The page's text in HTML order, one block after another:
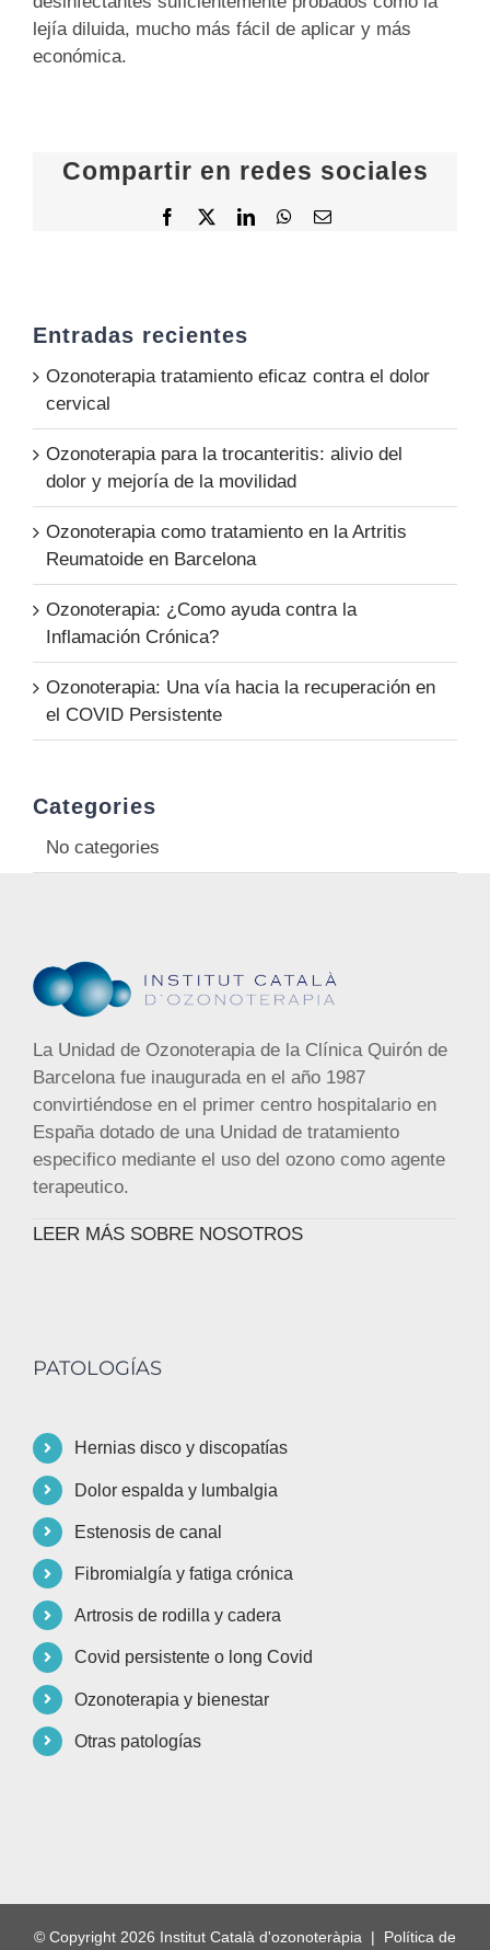
lejía diluida, mucho más fácil de aplicar y más
económica.
Compartir en redes sociales
Facebook LinkedInWhatsApp
Email
Entradas recientes
Ozonoterapia tratamiento eficaz contra el dolor
cervical
Ozonoterapia para la trocanteritis: alivio del
dolor y mejoría de la movilidad
Ozonoterapia como tratamiento en la Artritis
Reumatoide en Barcelona
Ozonoterapia: ¿Como ayuda contra la
Inflamación Crónica?
Ozonoterapia: Una vía hacia la recuperación en
el COVID Persistente
Categories
No categories
La Unidad de Ozonoterapia de la Clínica Quirón de
Barcelona fue inaugurada en el año 1987
convirtiéndose en el primer centro hospitalario en
España dotado de una Unidad de tratamiento
especifico mediante el uso del ozono como agente
terapeutico.
LEER MÁS SOBRE NOSOTROS
PATOLOGÍAS
Hernias disco y discopatías
Dolor espalda y lumbalgia
Estenosis de canal
Fibromialgía y fatiga crónica
Artrosis de rodilla y cadera
Covid persistente o long Covid
Ozonoterapia y bienestar
Otras patologías
© Copyright 2026 Institut Català d'ozonoteràpia | Política de